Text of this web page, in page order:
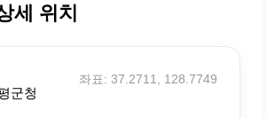
세 위치
군청
좌표: 37.2711, 128.7749